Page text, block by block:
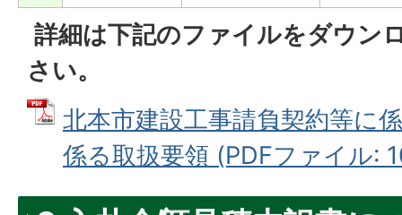
詳細は下記のファイルをダウン
さい。
北本市建設工事請負契約等に
係る取扱要領 (PDFファイル: